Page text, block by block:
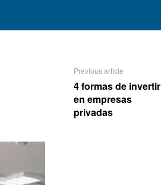
Previous article
4 formas de invertir
en empresas
privadas